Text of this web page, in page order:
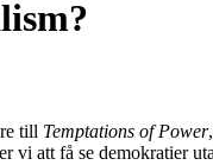
till Temptations of Power
att få se demokratier